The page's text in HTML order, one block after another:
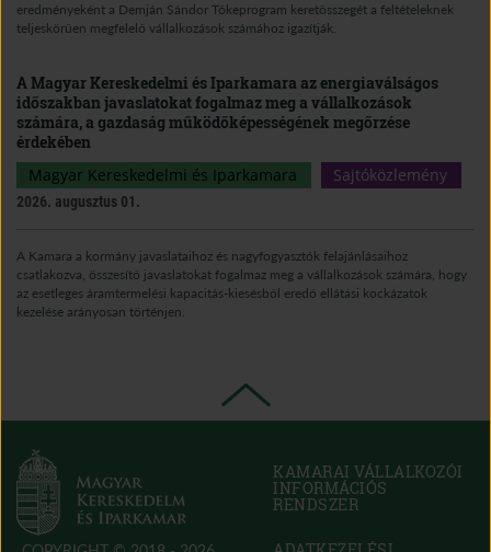
eredményeként a Demján Sándor Tőkeprogram keretösszegét a feltételeknek
teljeskörűen megfelelő vállalkozások számához igazítják.
A Magyar Kereskedelmi és Iparkamara az energiaválságos
időszakban javaslatokat fogalmaz meg a vállalkozások
számára, a gazdaság működőképességének megőrzése
érdekében
Magyar Kereskedelmi és Iparkamara
Sajtóközlemény
2026. augusztus 01.
A Kamara a kormány javaslataihoz és nagyfogyasztók felajánlásaihoz
csatlakozva, összesítő javaslatokat fogalmaz meg a vállalkozások számára, hogy
az esetleges áramtermelési kapacitás-kiesésből eredő ellátási kockázatok
kezelése arányosan történjen.
KAMARAI VÁLLALKOZÓI
INFORMÁCIÓS
RENDSZER(OPEN
NEW